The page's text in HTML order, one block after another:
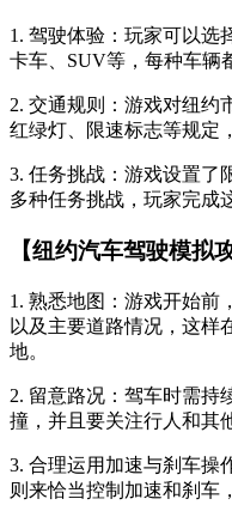
1. 驾驶体验：玩家可以选
卡车、SUV等，每种车辆
2. 交通规则：游戏对纽约
红绿灯、限速标志等规定
3. 任务挑战：游戏设置了
多种任务挑战，玩家完成
【纽约汽车驾驶模拟
1. 熟悉地图：游戏开始前
以及主要道路情况，这样
地。
2. 留意路况：驾车时需持
撞，并且要关注行人和其
3. 合理运用加速与刹车操
则来恰当控制加速和刹车